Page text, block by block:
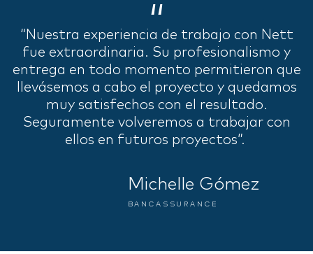
“
“Nuestra experiencia de trabajo con Nett
fue extraordinaria. Su profesionalismo y
entrega en todo momento permitieron que
llevásemos a cabo el proyecto y quedamos
muy satisfechos con el resultado.
Seguramente volveremos a trabajar con
ellos en futuros proyectos”.
Michelle Gómez
BANCASSURANCE
CONTACT
hi@nett.mx